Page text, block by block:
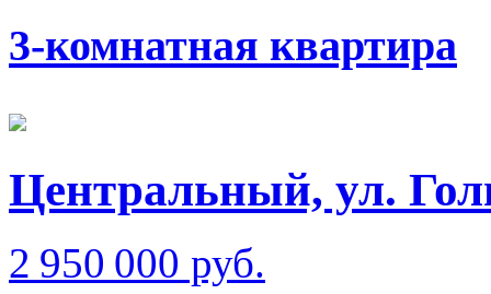
3-комнатная квартира
Центральный, ул.
2 950 000 руб.